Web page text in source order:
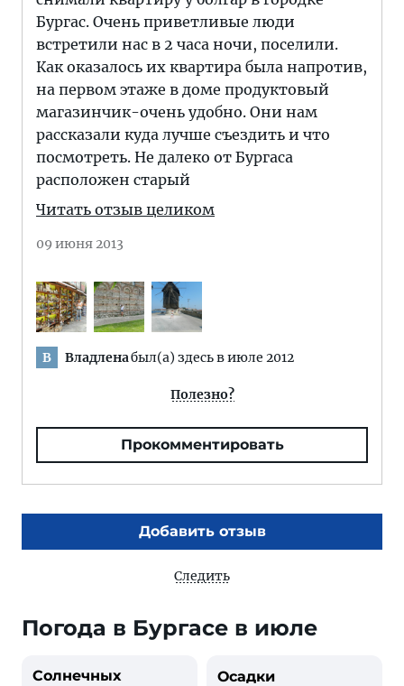
Бургас. Очень приветливые люди
встретили нас в 2 часа ночи, поселили.
Как оказалось их квартира была напротив,
на первом этаже в доме продуктовый
магазинчик-очень удобно. Они нам
рассказали куда лучше съездить и что
посмотреть. Не далеко от Бургаса
расположен старый
Читать отзыв целиком
09 июня 2013
В Владленабыл(а) здесь в июле 2012
Полезно?
Прокомментировать
Добавить отзыв
Следить
Погода в Бургасе в июле
Солнечных
Осадки